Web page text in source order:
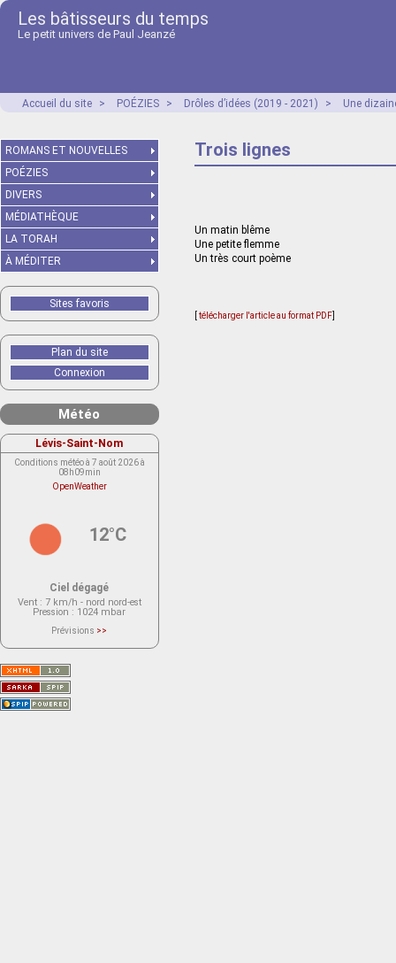
Les bâtisseurs du temps
Le petit univers de Paul Jeanzé
Accueil du site > POÉZIES > Drôles d’idées (2019 - 2021) > Une
Trois lignes
Un matin blême
Une petite flemme
Un très court poème
télécharger l'article au format PDF
ROMANS ET NOUVELLES
POÉZIES
DIVERS
MÉDIATHÈQUE
LA TORAH
À MÉDITER
Sites favoris
Plan du site
Connexion
Météo
Lévis-Saint-Nom
Conditions météo à 7 août 2026 à
08h09min
OpenWeather
12°C
Ciel dégagé
Vent : 7 km/h - nord nord-est
Pression : 1024 mbar
Prévisions >>
actuellement aucune prévision
Saint-Nom.
Veuillez consulter le message du
service ci-dessous.
(401 - Invalid API key. Please see
https://openweathermap.org/faq#error401